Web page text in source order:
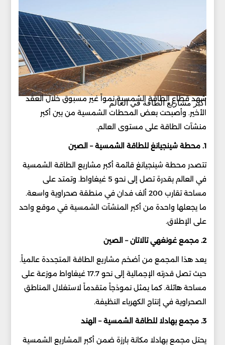
أكبر مشاريع الطاقة في العالم
شهد قطاع الطاقة الشمسية نمواً غير مسبوق خلال العقد
الأخير. وأصبحت بعض المحطات الشمسية من بين أكبر
منشآت الطاقة على مستوى العالم.
1. محطة شينجيانغ للطاقة الشمسية – الصين
تتصدر محطة شينجيانغ قائمة أكبر مشاريع الطاقة الشمسية
في العالم بقدرة تصل إلى نحو 5 غيغاواط. وتمتد على
مساحة تقارب 200 ألف فدان في منطقة صحراوية واسعة.
ما يجعلها واحدة من أكبر المنشآت الشمسية في موقع واحد
على الإطلاق.
2. مجمع غونغهي تالاتان – الصين
يعد هذا المجمع من أضخم مشاريع الطاقة المتجددة عالمياً.
حيث تصل قدرته الإجمالية إلى نحو 17.7 غيغاواط موزعة على
مساحة هائلة. كما يمثل نموذجاً متقدماً لاستغلال المناطق
الصحراوية في إنتاج الكهرباء النظيفة.
3. مجمع بهادلا للطاقة الشمسية – الهند
يحتل مجمع بهادلا مكانة بارزة ضمن أكبر المشاريع الشمسية